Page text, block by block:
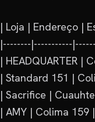
| Loja | Endereço |
|--------|-----------
| HEADQUARTER |
| Standard 151 |
| Sacrifice |
| AMY | Colima 159